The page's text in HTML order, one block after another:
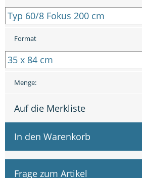
Format
Menge:
Auf die Merkliste
In den Warenkorb
Frage zum Artikel